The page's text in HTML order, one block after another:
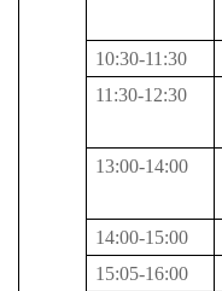
10:30-11:30
11:30-12:30
13:00-14:00
14:00-15:00
15:05-16:00